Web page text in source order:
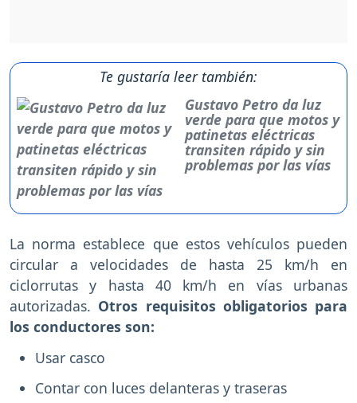
Te gustaría leer también:
Gustavo Petro da luz
verde para que motos y
patinetas eléctricas
transiten rápido y sin
problemas por las vías
La norma establece que estos vehículos pueden
circular a velocidades de hasta 25 km/h en
ciclorrutas y hasta 40 km/h en vías urbanas
autorizadas. Otros requisitos obligatorios para
los conductores son:
Usar casco
Contar con luces delanteras y traseras